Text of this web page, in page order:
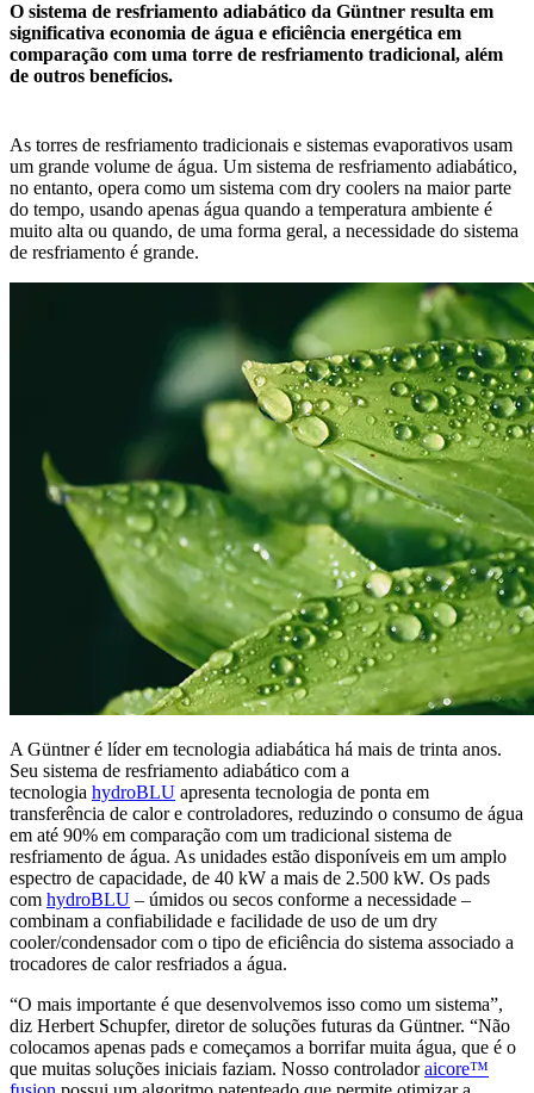
O sistema de resfriamento adiabático da Güntner resulta em
significativa economia de água e eficiência energética em
comparação com uma torre de resfriamento tradicional, além
de outros benefícios.
As torres de resfriamento tradicionais e sistemas evaporativos usam
um grande volume de água. Um sistema de resfriamento adiabático,
no entanto, opera como um sistema com dry coolers na maior parte
do tempo, usando apenas água quando a temperatura ambiente é
muito alta ou quando, de uma forma geral, a necessidade do sistema
de resfriamento é grande.
A Güntner é líder em tecnologia adiabática há mais de trinta anos.
Seu sistema de resfriamento adiabático com a
tecnologia hydroBLU apresenta tecnologia de ponta em
transferência de calor e controladores, reduzindo o consumo de água
em até 90% em comparação com um tradicional sistema de
resfriamento de água. As unidades estão disponíveis em um amplo
espectro de capacidade, de 40 kW a mais de 2.500 kW. Os pads
com hydroBLU – úmidos ou secos conforme a necessidade –
combinam a confiabilidade e facilidade de uso de um dry
cooler/condensador com o tipo de eficiência do sistema associado a
trocadores de calor resfriados a água.
“O mais importante é que desenvolvemos isso como um sistema”,
diz Herbert Schupfer, diretor de soluções futuras da Güntner. “Não
colocamos apenas pads e começamos a borrifar muita água, que é o
que muitas soluções iniciais faziam. Nosso controladoraicore™